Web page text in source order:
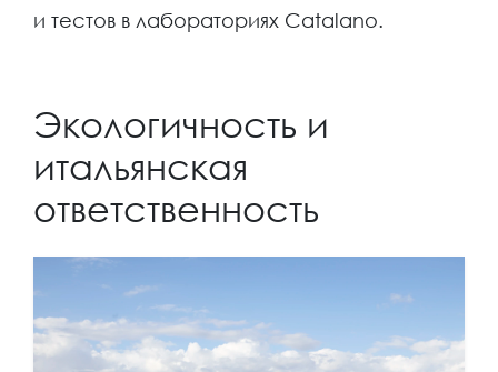
и тестов в лабораториях Catalano.
Экологичность и
итальянская
ответственность